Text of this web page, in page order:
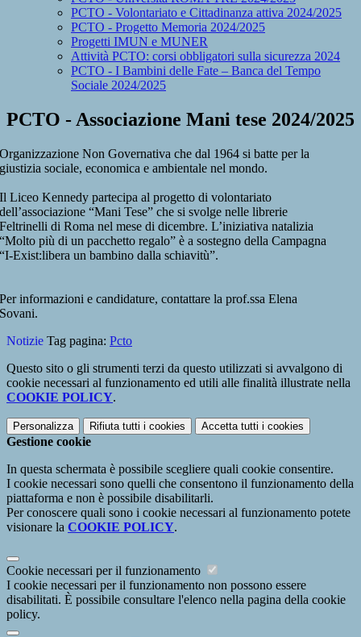
PCTO - Volontariato e Cittadinanza attiva 2024/2025
PCTO - Progetto Memoria 2024/2025
Progetti IMUN e MUNER
Attività PCTO: corsi obbligatori sulla sicurezza 2024
PCTO - I Bambini delle Fate – Banca del Tempo
Sociale 2024/2025
PCTO - Associazione Mani tese 2024/2025
Non Governativa che dal 1964 si batte per la
sociale, economica e ambientale nel mondo.
Liceo Kennedy partecipa al progetto di volontariato
“Mani Tese” che si svolge nelle librerie
di Roma nel mese di dicembre. L’iniziativa natalizia
più di un pacchetto regalo” è a sostegno della Campagna
Exist:libera un bambino dalla schiavitù”.
informazioni e candidature, contattare la prof.ssa Elena
Notizie Tag pagina: Pcto
Questo sito o gli strumenti terzi da questo utilizzati si avvalgono di
cookie necessari al funzionamento ed utili alle finalità illustrate nella
COOKIE POLICY.
Personalizza Rifiuta tutti i cookies Accetta tutti i cookies
Gestione cookie
In questa schermata è possibile scegliere quali cookie consentire.
I cookie necessari sono quelli che consentono il funzionamento della
piattaforma e non è possibile disabilitarli.
Per conoscere quali sono i cookie necessari al funzionamento potete
visionare la COOKIE POLICY.
Cookie necessari per il funzionamento
I cookie necessari per il funzionamento non possono essere
disabilitati. È possibile consultare l'elenco nella pagina della cookie
policy.